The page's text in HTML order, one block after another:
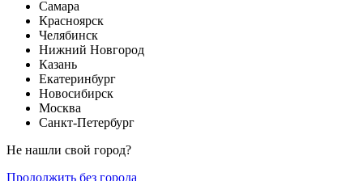
Самара
Красноярск
Челябинск
Нижний Новгород
Казань
Екатеринбург
Новосибирск
Москва
Санкт-Петербург
Не нашли свой город?
Продолжить без города